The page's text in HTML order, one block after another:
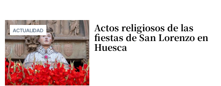
ACTUALIDAD Actos religiosos de las
fiestas de San Lorenzo en
Huesca